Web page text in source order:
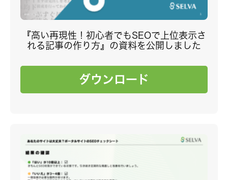
『高い再現性！初心者でもSEOで上位表示さ
れる記事の作り方』の資料を公開しました
ダウンロード